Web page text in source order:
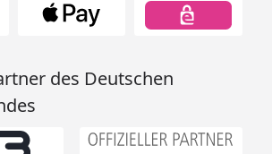
des Deutschen